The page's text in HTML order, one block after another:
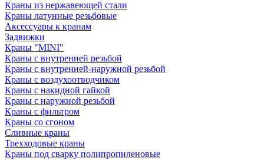
Краны из нержавеющей стали
Краны латунные резьбовые
Аксессуары к кранам
Задвижки
Краны "MINI"
Краны с внутренней резьбой
Краны с внутренней-наружной резьбой
Краны с воздухоотводчиком
Краны с накидной гайкой
Краны с наружной резьбой
Краны с фильтром
Краны со сгоном
Сливные краны
Трехходовые краны
Краны под сварку полипропиленовые